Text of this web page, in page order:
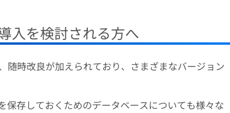
入を検討される方へ
随時改良が加えられており、さまざまなバージョン
存しておくためのデータベースについても様々な